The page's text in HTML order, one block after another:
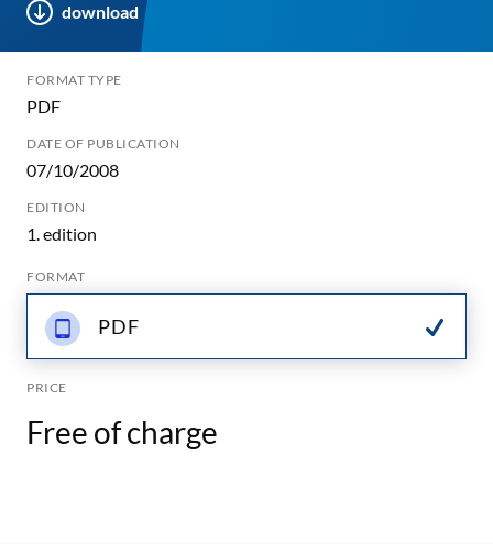
download
FORMAT TYPE
PDF
DATE OF PUBLICATION
07/10/2008
EDITION
1. edition
FORMAT
PDF
PRICE
Free of charge